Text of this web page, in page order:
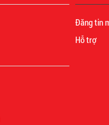
Đăng tin
Hỗ trợ